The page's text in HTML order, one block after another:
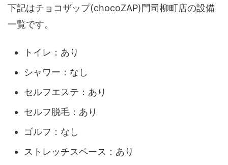
下記はチョコザップ(chocoZAP)門司柳町店の設備
一覧です。
トイレ：あり
シャワー：なし
セルフエステ：あり
セルフ脱毛：あり
ゴルフ：なし
ストレッチスペース：あり